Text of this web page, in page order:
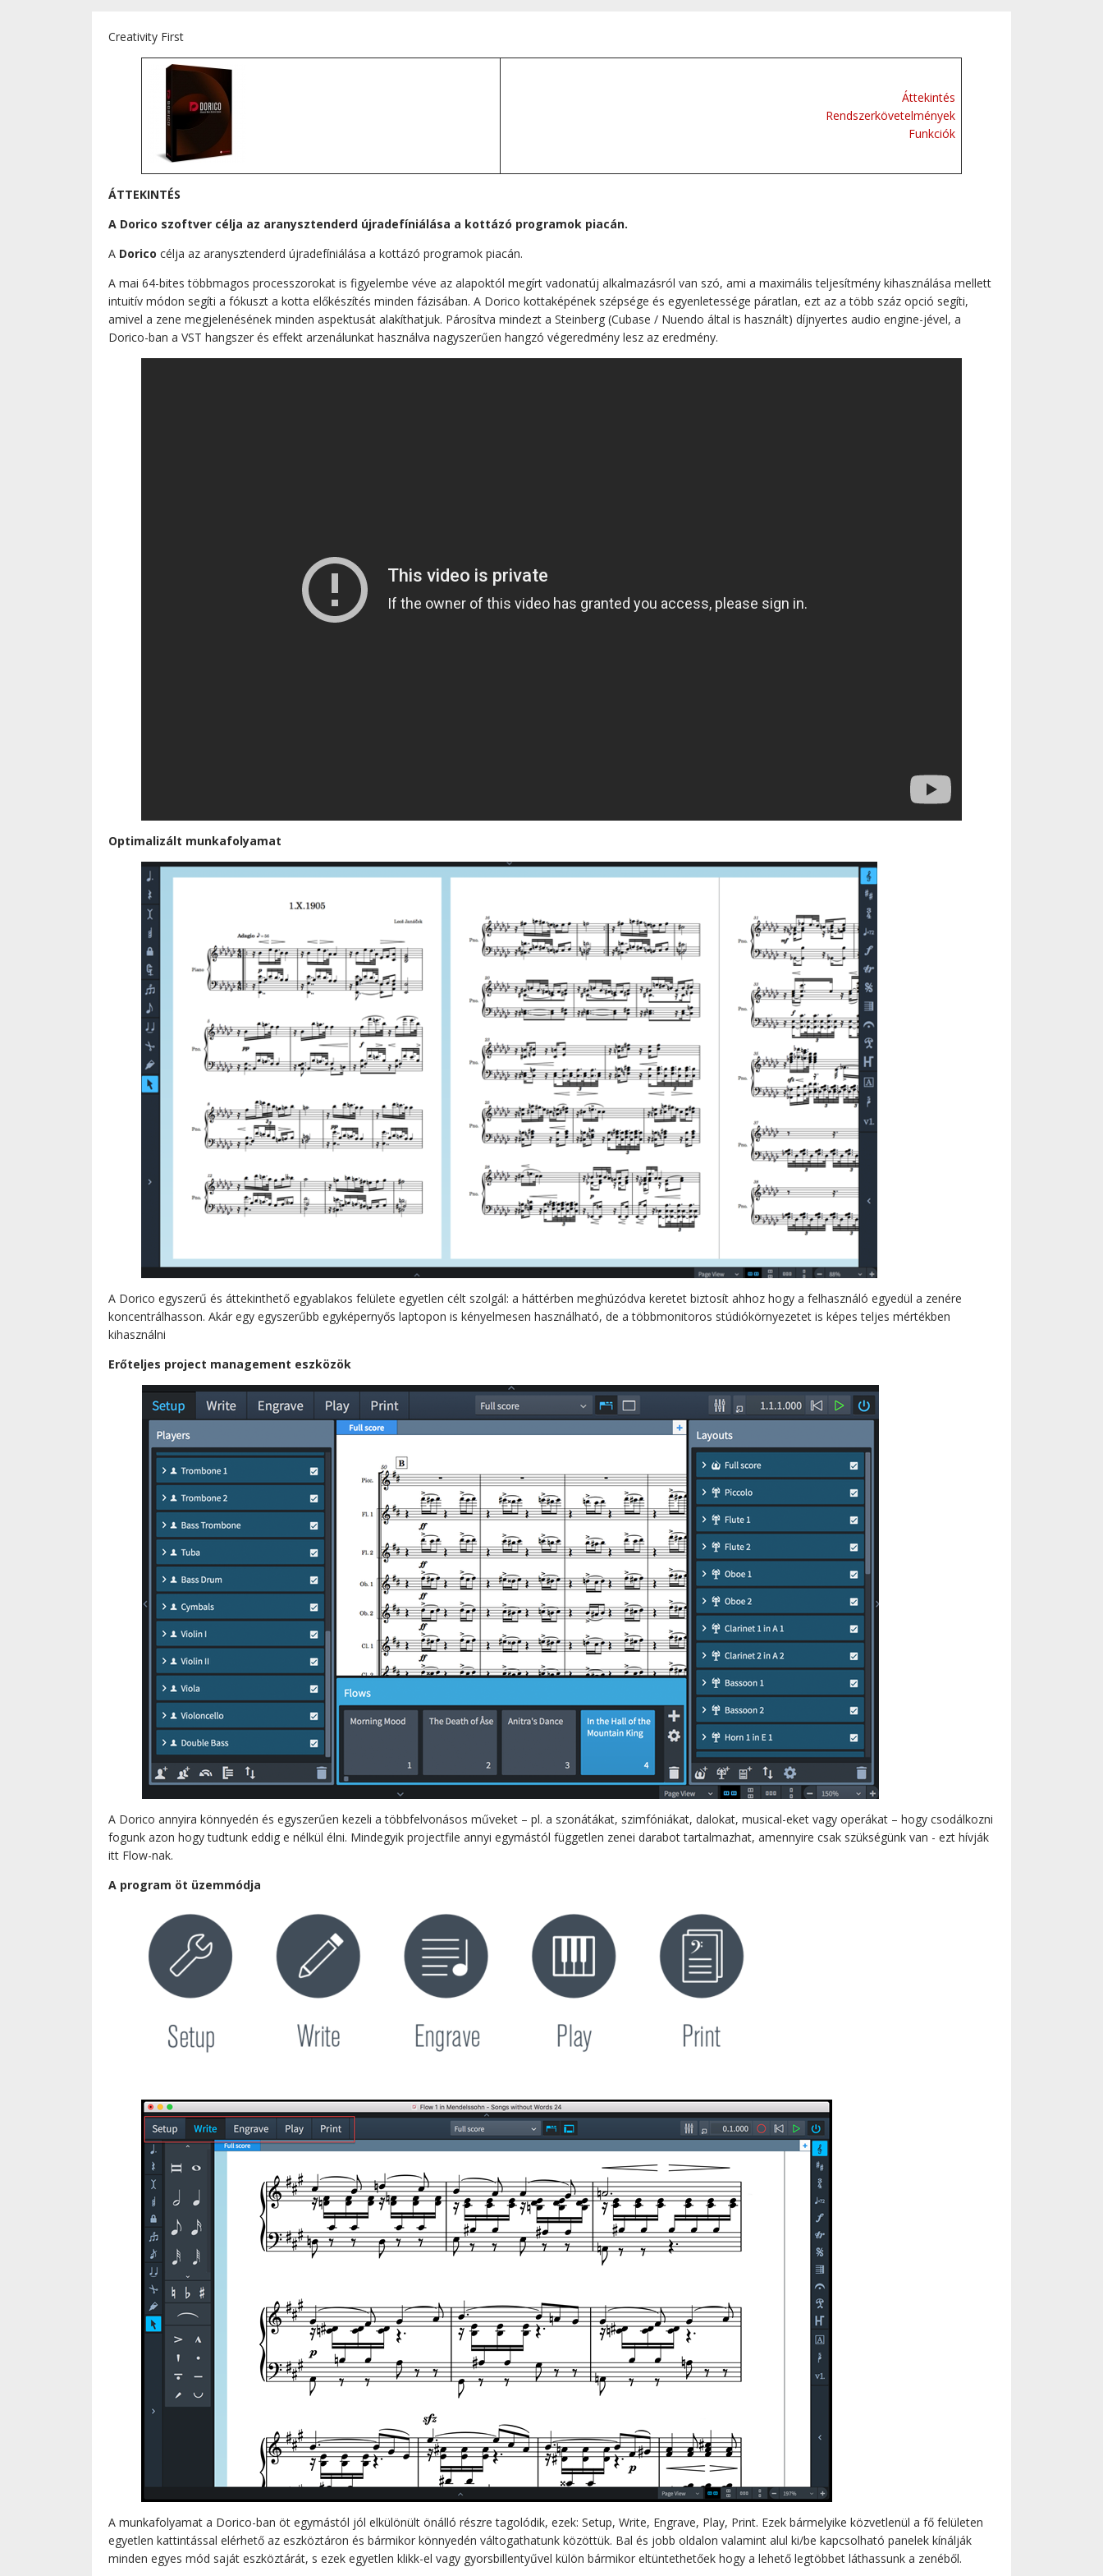
Creativity First
Áttekintés
Rendszerkövetelmények
Funkciók
ÁTTEKINTÉS
A Dorico szoftver célja az aranysztenderd újradefíniálása a kottázó programok piacán.
A Dorico célja az aranysztenderd újradefíniálása a kottázó programok piacán.
A mai 64-bites többmagos processzorokat is figyelembe véve az alapoktól megírt vadonatúj alkalmazásról van szó, ami a maximális teljesítmény kihasználása mellett
intuitív módon segíti a fókuszt a kotta előkészítés minden fázisában. A Dorico kottaképének szépsége és egyenletessége páratlan, ezt az a több száz opció segíti,
amivel a zene megjelenésének minden aspektusát alakíthatjuk. Párosítva mindezt a Steinberg (Cubase / Nuendo által is használt) díjnyertes audio engine-jével, a
Dorico-ban a VST hangszer és effekt arzenálunkat használva nagyszerűen hangzó végeredmény lesz az eredmény.
Optimalizált munkafolyamat
A Dorico egyszerű és áttekinthető egyablakos felülete egyetlen célt szolgál: a háttérben meghúzódva keretet biztosít ahhoz hogy a felhasználó egyedül a zenére
koncentrálhasson. Akár egy egyszerűbb egyképernyős laptopon is kényelmesen használható, de a többmonitoros stúdiókörnyezetet is képes teljes mértékben
kihasználni
Erőteljes project management eszközök
A Dorico annyira könnyedén és egyszerűen kezeli a többfelvonásos műveket – pl. a szonátákat, szimfóniákat, dalokat, musical-eket vagy operákat – hogy csodálkozni
fogunk azon hogy tudtunk eddig e nélkül élni. Mindegyik projectfile annyi egymástól független zenei darabot tartalmazhat, amennyire csak szükségünk van - ezt hívják
itt Flow-nak.
A program öt üzemmódja
A munkafolyamat a Dorico-ban öt egymástól jól elkülönült önálló részre tagolódik, ezek: Setup, Write, Engrave, Play, Print. Ezek bármelyike közvetlenül a fő felületen
egyetlen kattintással elérhető az eszköztáron és bármikor könnyedén váltogathatunk közöttük. Bal és jobb oldalon valamint alul ki/be kapcsolható panelek kínálják
minden egyes mód saját eszköztárát, s ezek egyetlen klikk-el vagy gyorsbillentyűvel külön bármikor eltüntethetőek hogy a lehető legtöbbet láthassunk a zenéből.